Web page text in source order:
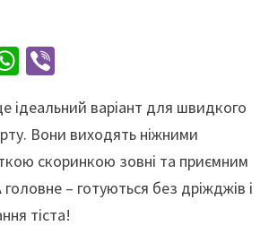
W
at
sA
p
p
Vi
er
ідеальний варіант для швидкого
Вони виходять ніжними
скоринкою зовні та приємним
– готуються без дріжджів і
тіста!